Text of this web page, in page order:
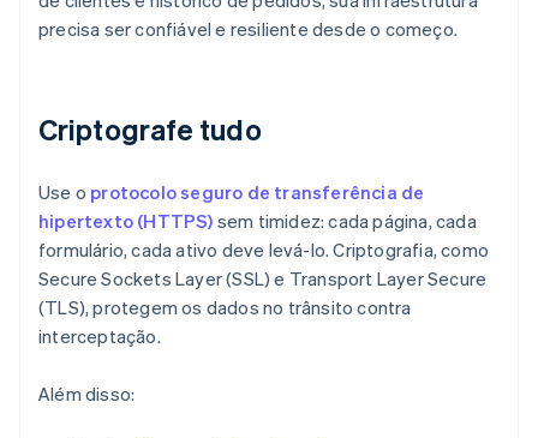
precisa ser confiável e resiliente desde o começo.
Criptografe tudo
Use o protocolo seguro de transferência de
hipertexto (HTTPS) sem timidez: cada página, cada
formulário, cada ativo deve levá-lo. Criptografia, como
Secure Sockets Layer (SSL) e Transport Layer Secure
(TLS), protegem os dados no trânsito contra
interceptação.
Além disso: